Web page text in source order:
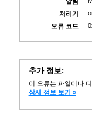
처리기
오류 코드
추가 정보:
이 오류는 파일이나
상세 정보 보기 »